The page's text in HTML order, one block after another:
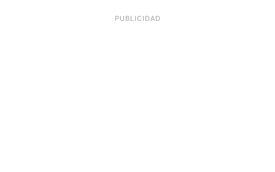
PUBLICIDAD